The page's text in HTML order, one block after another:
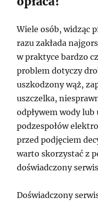
Wiele osób, widząc
razu zakłada
w praktyce bardzo
problem dotyczy
uszkodzony wąż,
uszczelka,
odpływem wody
podzespołów
przed podjęciem
warto skorzystać z
doświadczony
Doświadczony